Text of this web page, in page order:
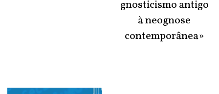
gnosticismo antigo
à neognose
contemporânea»